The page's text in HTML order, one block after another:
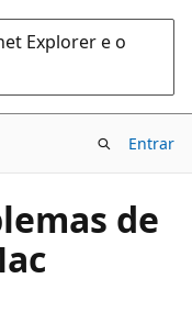
Explorer e o
Entrar
de